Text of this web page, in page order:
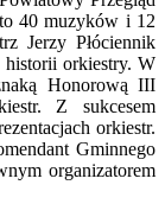
40 muzyków i 12
Jerzy Płóciennik
historii orkiestry. W
Honorową III
Z sukcesem
orkiestr.
Gminnego
organizatorem